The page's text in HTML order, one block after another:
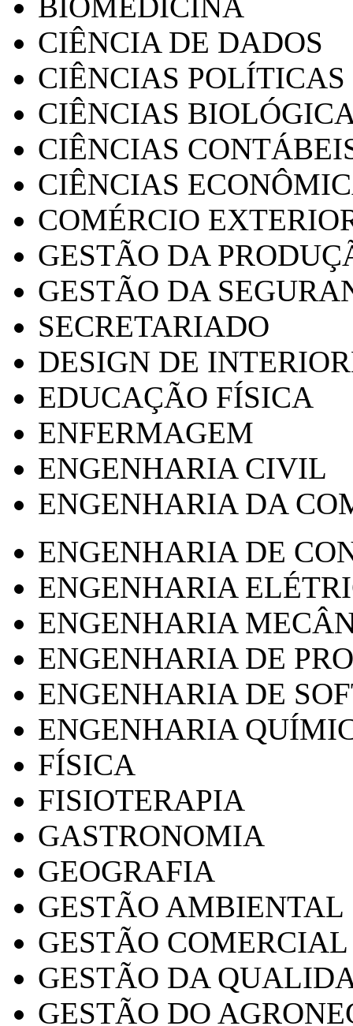
CIÊNCIA DE DADOS
CIÊNCIAS POLÍTICAS
CIÊNCIAS
CIÊNCIAS
CIÊNCIAS
COMÉRCIO
GESTÃO DA
GESTÃO DA
SECRETARIADO
DESIGN DE
EDUCAÇÃO FÍSICA
ENFERMAGEM
ENGENHARIA CIVIL
ENGENHARIA DA
ENGENHARIA DE
ENGENHARIA
ENGENHARIA
ENGENHARIA DE
ENGENHARIA DE
ENGENHARIA
FÍSICA
FISIOTERAPIA
GASTRONOMIA
GEOGRAFIA
GESTÃO AMBIENTAL
GESTÃO COMERCIAL
GESTÃO DA
GESTÃO DO